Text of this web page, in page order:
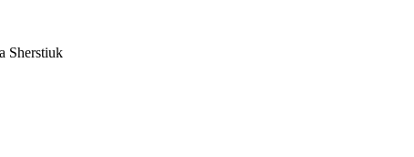
Sherstiuk